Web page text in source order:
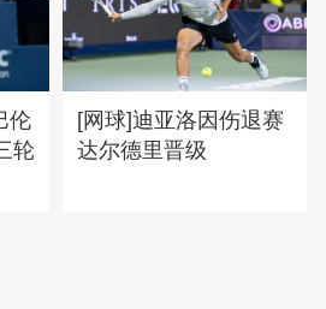
伦
轮
[网球]迪亚洛因伤退赛
达尔德里晋级